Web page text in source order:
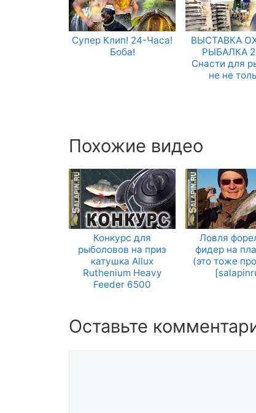
Супер Клип! 24-Часа!
Боба!
ВЫСТАВКА
РЫБАЛКА
Снасти для
не не
Похожие видео
Конкурс для
рыболовов на приз
катушка Allux
Ruthenium Heavy
Feeder 6500
Ловля
фидер на
(это тоже
Оставьте